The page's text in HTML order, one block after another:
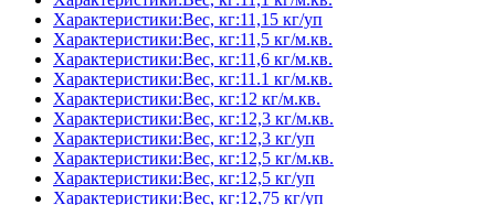
Характеристики:Вес, кг:11,15 кг/уп
Характеристики:Вес, кг:11,5 кг/м.кв.
Характеристики:Вес, кг:11,6 кг/м.кв.
Характеристики:Вес, кг:11.1 кг/м.кв.
Характеристики:Вес, кг:12 кг/м.кв.
Характеристики:Вес, кг:12,3 кг/м.кв.
Характеристики:Вес, кг:12,3 кг/уп
Характеристики:Вес, кг:12,5 кг/м.кв.
Характеристики:Вес, кг:12,5 кг/уп
Характеристики:Вес, кг:12,75 кг/уп